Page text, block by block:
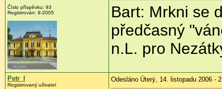
Číslo příspěvku: 93
Registrován: 9-2005
Bart: Mrkni se
předčasný
n.L. pro
Petr_l
Registrovaný uživatel
Odesláno Úterý, 14. listopadu 2006 -